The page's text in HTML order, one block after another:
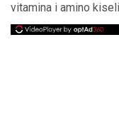
vitamina i amino